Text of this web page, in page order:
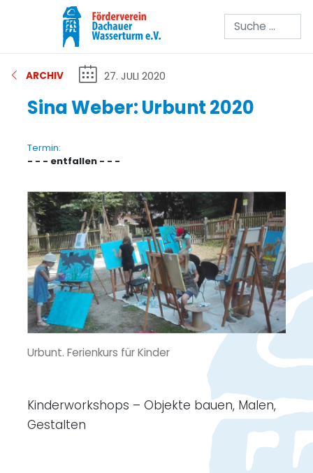
Suchen
ARCHIV 27. JULI 2020
Sina Weber: Urbunt 2020
Termin:
- - - entfallen - - -
Urbunt. Ferienkurs für Kinder
Kinderworkshops – Objekte bauen, Malen,
Gestalten